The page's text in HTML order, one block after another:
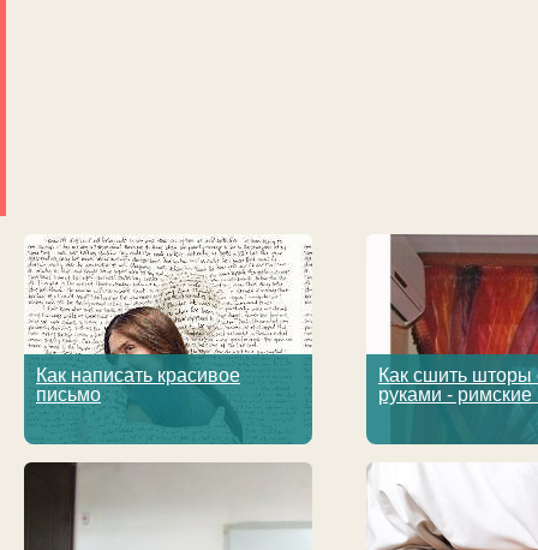
Как написать красивое
письмо
Как сшить шторы
руками -